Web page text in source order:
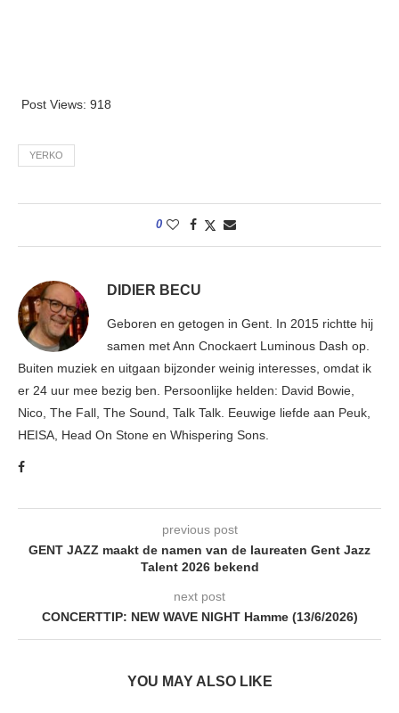
Post Views: 918
YERKO
0
DIDIER BECU
Geboren en getogen in Gent. In 2015 richtte hij
samen met Ann Cnockaert Luminous Dash op.
Buiten muziek en uitgaan bijzonder weinig interesses, omdat ik
er 24 uur mee bezig ben. Persoonlijke helden: David Bowie,
Nico, The Fall, The Sound, Talk Talk. Eeuwige liefde aan Peuk,
HEISA, Head On Stone en Whispering Sons.
previous post
GENT JAZZ maakt de namen van de laureaten Gent Jazz
Talent 2026 bekend
next post
CONCERTTIP: NEW WAVE NIGHT Hamme (13/6/2026)
YOU MAY ALSO LIKE